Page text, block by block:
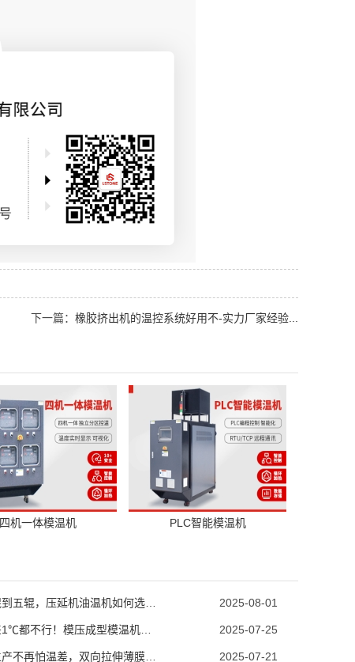
下一篇： 橡胶挤出机的温控系统好用不-实力厂家经验...
四机一体模温机 PLC智能模温机
从两辊到五辊，压延机油温机如何选型？ 2025-08-01
温度差1℃都不行！模压成型模温机助力汽车保险杠生产 2025-07-25
薄膜生产不再怕温差，双向拉伸薄膜模温机精准控温 2025-07-21